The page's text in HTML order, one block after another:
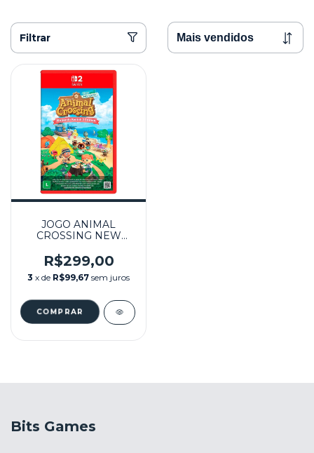
Filtrar
JOGO ANIMAL
CROSSING NEW
NINTENDO SWITCH 2
R$299,00
3 x de R$99,67 sem juros
Bits Games